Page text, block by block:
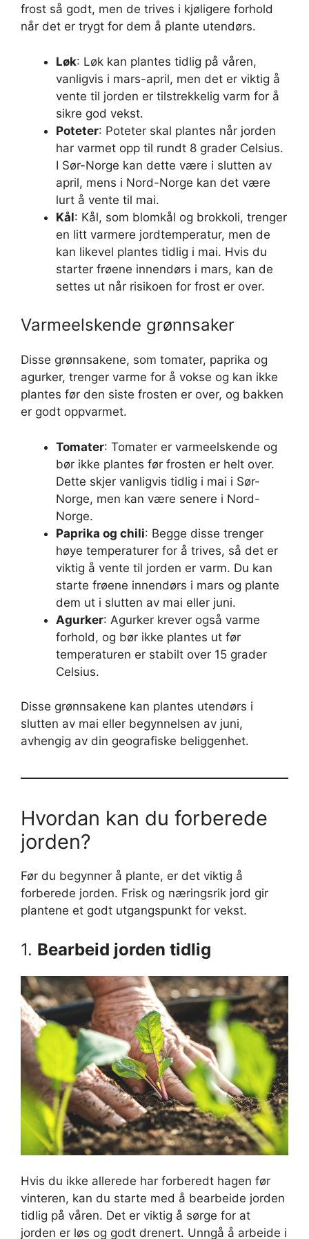
frost så godt, men de trives i kjøligere forhold
når det er trygt for dem å plante utendørs.
Løk: Løk kan plantes tidlig på våren,
vanligvis i mars-april, men det er viktig å
vente til jorden er tilstrekkelig varm for å
sikre god vekst.
Poteter: Poteter skal plantes når jorden
har varmet opp til rundt 8 grader Celsius.
I Sør-Norge kan dette være i slutten av
april, mens i Nord-Norge kan det være
lurt å vente til mai.
Kål: Kål, som blomkål og brokkoli, trenger
en litt varmere jordtemperatur, men de
kan likevel plantes tidlig i mai. Hvis du
starter frøene innendørs i mars, kan de
settes ut når risikoen for frost er over.
Varmeelskende grønnsaker
Disse grønnsakene, som tomater, paprika og
agurker, trenger varme for å vokse og kan ikke
plantes før den siste frosten er over, og bakken
er godt oppvarmet.
Tomater: Tomater er varmeelskende og
bør ikke plantes før frosten er helt over.
Dette skjer vanligvis tidlig i mai i Sør-
Norge, men kan være senere i Nord-
Norge.
Paprika og chili: Begge disse trenger
høye temperaturer for å trives, så det er
viktig å vente til jorden er varm. Du kan
starte frøene innendørs i mars og plante
dem ut i slutten av mai eller juni.
Agurker: Agurker krever også varme
forhold, og bør ikke plantes ut før
temperaturen er stabilt over 15 grader
Celsius.
Disse grønnsakene kan plantes utendørs i
slutten av mai eller begynnelsen av juni,
avhengig av din geografiske beliggenhet.
Hvordan kan du forberede
jorden?
Før du begynner å plante, er det viktig å
forberede jorden. Frisk og næringsrik jord gir
plantene et godt utgangspunkt for vekst.
1. Bearbeid jorden tidlig
Hvis du ikke allerede har forberedt hagen før
vinteren, kan du starte med å bearbeide jorden
tidlig på våren. Det er viktig å sørge for at
jorden er løs og godt drenert. Unngå å arbeide i